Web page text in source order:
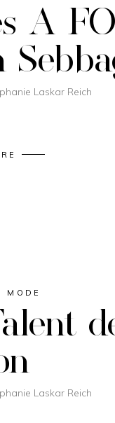
A
Laskar Reich
, MODE
Laskar Reich